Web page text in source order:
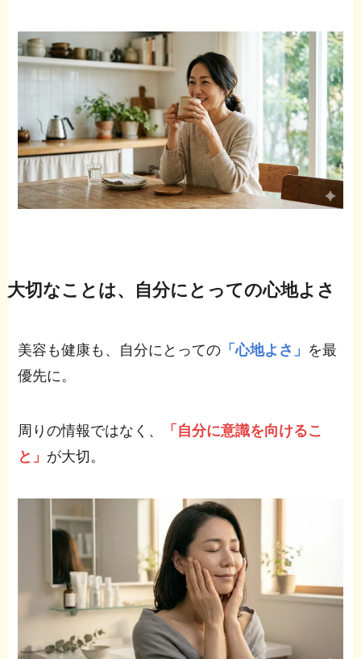
大切なことは、自分にとっての心地よさ
美容も健康も、自分にとっての 「心地よさ」 を最
優先に。
周りの情報ではなく、
「自分に意識を向けるこ
と」 が大切。